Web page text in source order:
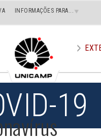
INFORMAÇÕES PARA...
19